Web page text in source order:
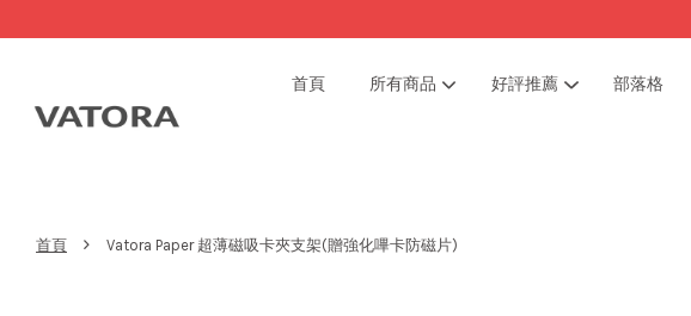
首頁 所有商品 好評推薦 部落格
首頁 › Vatora Paper 超薄磁吸卡夾支架(贈強化嗶卡防磁片)